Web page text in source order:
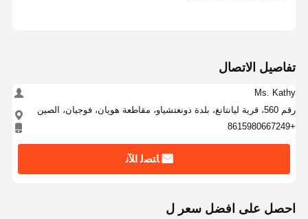
تفاصيل الاتصال
Ms. Kathy
رقم 560، قرية ليانتانغ، بلدة دونغتشياو، مقاطعة هويان، فوجيان، الصين
+8615980667249
ﺎﺘﺼﻟ ﺍﻶﻧ
احصل على افضل سعر ل